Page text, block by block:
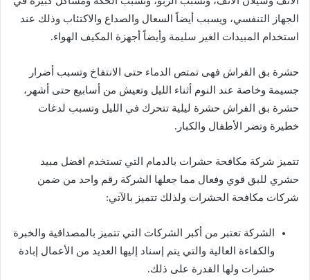
الجهاز التنفسي، ويسبب أيضاً السعال والصداع والاكتئاب وذلك عند
استخدام المبيدات الغير سليمة وأيضاً أجهزة المكيف الهواء.
حشرة بق الفراش فهى تمتص الدماء حتى الانتفاخ وتسبب أضرار
جسيمة وخاصة عند النوم أثناء الليل وتعيش من أسابيع حتى أشهر،
حشرة بق الفراش حشرة ليلية تتحرك في الليل وتسبب لدغات
خطيرة وتضر الأطفال والكبار.
تتميز شركة مكافحة حشرات بالدمام التي تستخدم افضل مبيد
حشري للبق قوي وفعال مما جعلها الشركة رقم واحد من ضمن
شركات مكافحة الحشرات ولذلك تتميز بالآتي:
الشركة تعتبر من أكبر الشركات التي تتميز بالمصداقية والخبرة
والكفاءة العالية والتي يتم إسناد إليها العديد من الأعمال إبادة
حشرات ولها القدرة على ذلك.